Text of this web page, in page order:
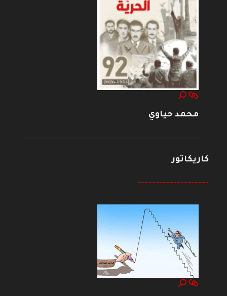
محمد حياوي
كاريكاتور
--------------------